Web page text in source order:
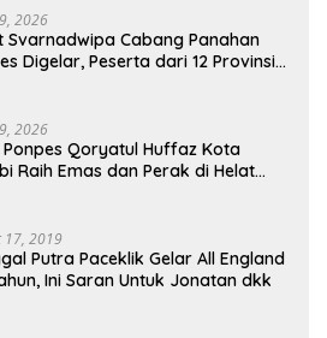
2026
Svarnadwipa Cabang Panahan
Digelar, Peserta dari 12 Provinsi
2026
Ponpes Qoryatul Huffaz Kota
Raih Emas dan Perak di Helat
17, 2019
Putra Paceklik Gelar All England
Ini Saran Untuk Jonatan dkk